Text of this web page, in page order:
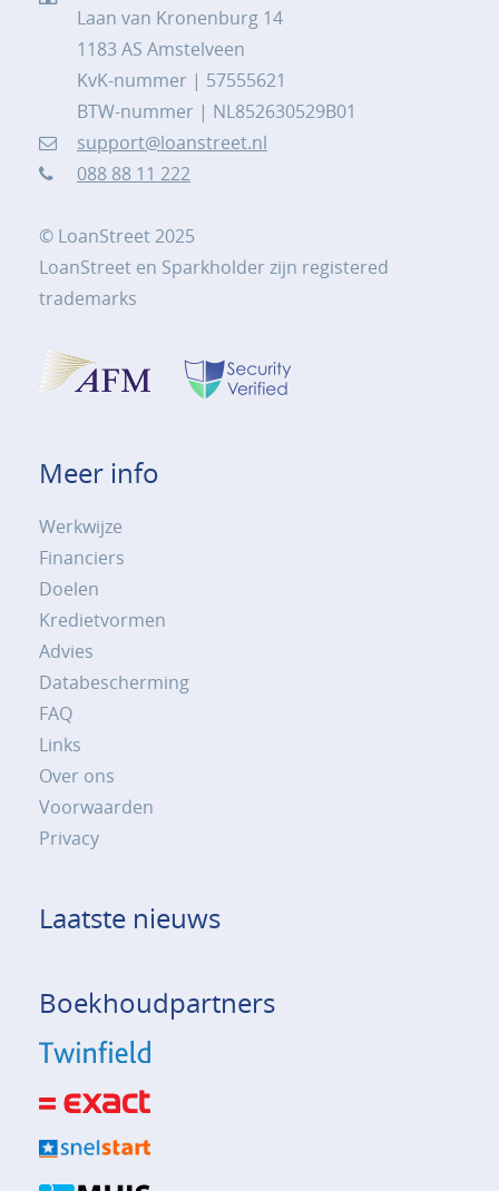
Laan van Kronenburg 14
1183 AS Amstelveen
KvK-nummer | 57555621
BTW-nummer | NL852630529B01
support@loanstreet.nl
088 88 11 222
© LoanStreet 2025
LoanStreet en Sparkholder zijn registered
trademarks
Meer info
Werkwijze
Financiers
Doelen
Kredietvormen
Advies
Databescherming
FAQ
Links
Over ons
Voorwaarden
Privacy
Laatste nieuws
Boekhoudpartners